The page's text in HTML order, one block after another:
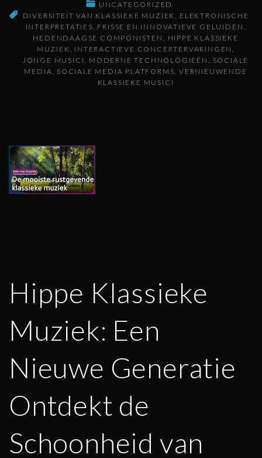
UNCATEGORIZED
DIVERSITEIT VAN KLASSIEKE MUZIEK ELEKTRONISCHE
INTERPRETATIES
FRISSE EN INNOVATIEVE GELUIDEN
HEDENDAAGSE COMPONISTEN
HIPPE KLASSIEKE
MUZIEK
INTERACTIEVE CONCERTERVARINGEN
JONGE MUSICI MODERNE TECHNOLOGIEËN
SOCIALE
MEDIA SOCIALE MEDIA PLATFORMS VERNIEUWENDE
KLASSIEKE MUSICI
Hippe Klassieke
Muziek: Een
Nieuwe Generatie
Ontdekt de
Schoonheid van